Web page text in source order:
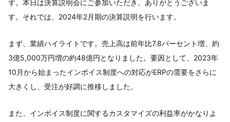
す。本日は決算説明会にご参加いただき、ありがとうございま
す。それでは、2024年2月期の決算説明を行います。
まず、業績ハイライトです。売上高は前年比7.8パーセント増、約
3億5,000万円増の約48億円となりました。要因として、2023年
10月から始まったインボイス制度への対応がERPの需要をさらに
大きくし、受注が好調に推移しました。
また、インボイス制度に関するカスタマイズの利益率がかなりよ